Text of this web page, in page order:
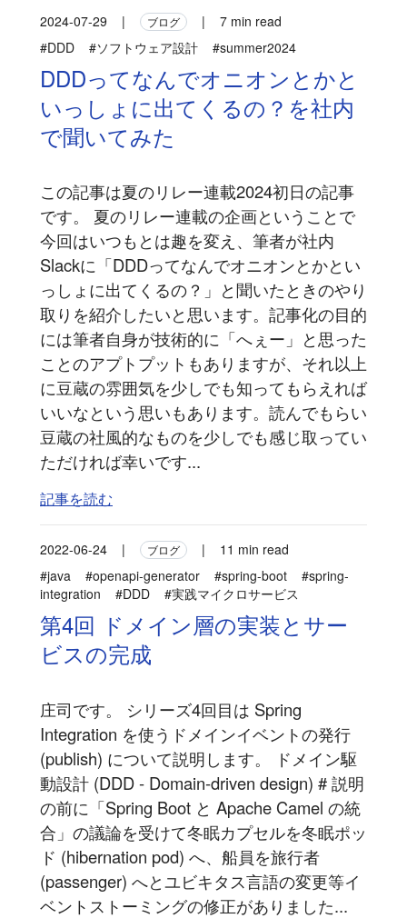
2024-07-29 | ブログ |
7 min read
#DDD
#ソフトウェア設計 #summer2024
DDDってなんでオニオンとかと
いっしょに出てくるの？を社内
で聞いてみた
この記事は夏のリレー連載2024初日の記事
です。 夏のリレー連載の企画ということで
今回はいつもとは趣を変え、筆者が社内
Slackに「DDDってなんでオニオンとかとい
っしょに出てくるの？」と聞いたときのやり
取りを紹介したいと思います。記事化の目的
には筆者自身が技術的に「へぇー」と思った
ことのアプトプットもありますが、それ以上
に豆蔵の雰囲気を少しでも知ってもらえれば
いいなという思いもあります。読んでもらい
豆蔵の社風的なものを少しでも感じ取ってい
ただければ幸いです...
記事を読む
2022-06-24 | ブログ |
11 min read
#java
#openapi-generator #spring-boot
#spring-
integration
#DDD #実践マイクロサービス
第4回 ドメイン層の実装とサー
ビスの完成
庄司です。 シリーズ4回目は Spring
Integration を使うドメインイベントの発行
(publish) について説明します。 ドメイン駆
動設計 (DDD - Domain-driven design) # 説明
の前に「Spring Boot と Apache Camel の統
合」の議論を受けて冬眠カプセルを冬眠ポッ
ド (hibernation pod) へ、船員を旅行者
(passenger) へとユビキタス言語の変更等イ
ベントストーミングの修正がありました...